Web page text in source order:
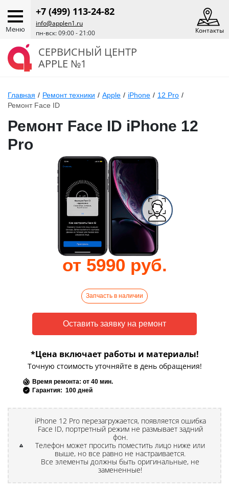
Меню
+7 (499) 113-24-82
info@applen1.ru
пн-вск: 09:00 - 21:00
Контакты
СЕРВИСНЫЙ ЦЕНТР
APPLE №1
Главная / Ремонт техники / Apple / iPhone / 12 Pro /
Ремонт Face ID
Ремонт Face ID iPhone 12
Pro
от 5990 руб.
Запчасть в наличии
*Цена включает работы и материалы!
Точную стоимость уточняйте в день обращения!
Время ремонта: от 40 мин.
Гарантия: 100 дней
iPhone 12 Pro перезагружается, появляется ошибка
Face ID, портретный режим не размывает задний
фон.
Телефон может просить поместить лицо ниже или
выше, но все равно не настраивается.
Все элементы должны быть оригинальные, не
замененные!